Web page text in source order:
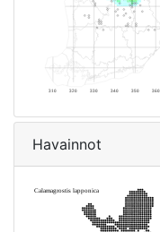
Havainnot